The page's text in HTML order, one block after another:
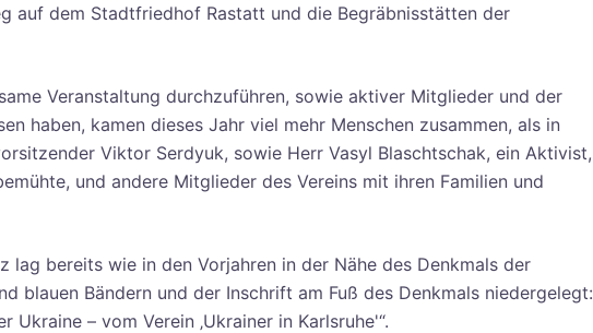
auf dem Stadtfriedhof Rastatt und die Begräbnisstätten der
Veranstaltung durchzuführen, sowie aktiver Mitglieder und der
haben, kamen dieses Jahr viel mehr Menschen zusammen, als in
Viktor Serdyuk, sowie Herr Vasyl Blaschtschak, ein Aktivist,
und andere Mitglieder des Vereins mit ihren Familien und
lag bereits wie in den Vorjahren in der Nähe des Denkmals der
blauen Bändern und der Inschrift am Fuß des Denkmals niedergelegt:
– vom Verein ‚Ukrainer in Karlsruhe'“.